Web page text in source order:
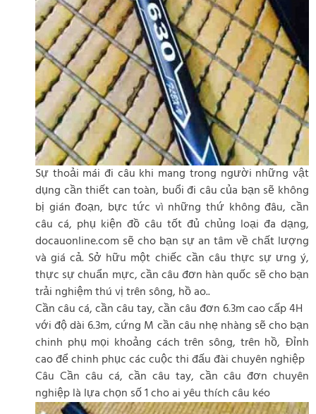
Sự thoải mái đi câu khi mang trong người những vật
dụng cần thiết can toàn, buổi đi câu của bạn sẽ không
bị gián đoạn, bực tức vì những thứ không đâu, cần
câu cá, phụ kiện đồ câu tốt đủ chủng loại đa dạng,
docauonline.com sẽ cho bạn sự an tâm về chất lượng
và giá cả. Sở hữu một chiếc cần câu thực sự ưng ý,
thực sự chuẩn mực, cần câu đơn hàn quốc sẽ cho bạn
trải nghiệm thú vị trên sông, hồ ao..
Cần câu cá, cần câu tay, cần câu đơn 6.3m cao cấp 4H
với độ dài 6.3m, cứng M cần câu nhẹ nhàng sẽ cho bạn
chinh phụ mọi khoảng cách trên sông, trên hồ, Đỉnh
cao để chinh phục các cuộc thi đấu đài chuyên nghiệp
Câu Cần câu cá, cần câu tay, cần câu đơn chuyên
nghiệp là lựa chọn số 1 cho ai yêu thích câu kéo